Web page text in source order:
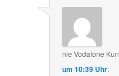
nie Vodafone
um 10:39 Uhr: